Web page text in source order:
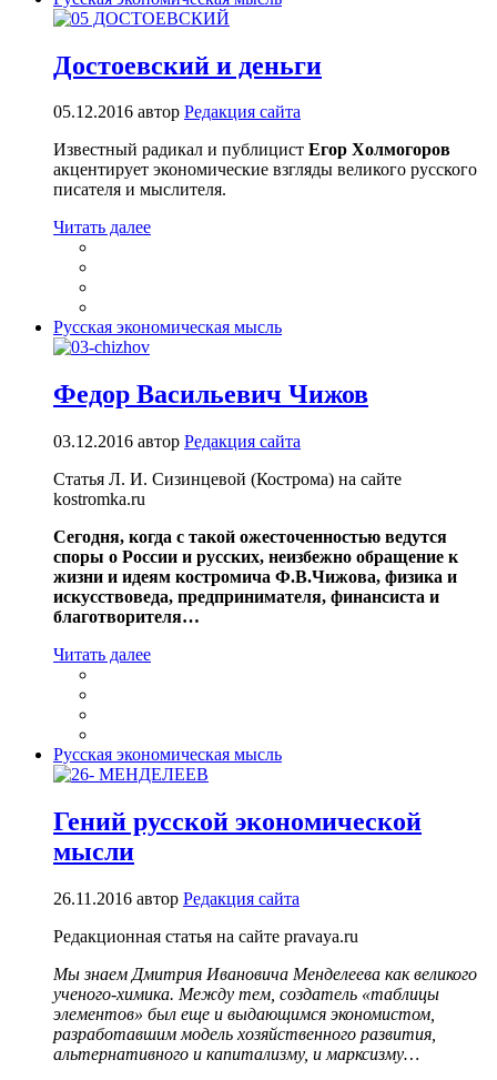
Достоевский и деньги
05.12.2016 автор Редакция сайта
Известный радикал и публицист Егор Холмогоров
акцентирует экономические взгляды великого русского
писателя и мыслителя.
Читать далее
Русская экономическая мысль
Федор Васильевич Чижов
03.12.2016 автор Редакция сайта
Статья Л. И. Сизинцевой (Кострома) на сайте
kostromka.ru
Сегодня, когда с такой ожесточенностью ведутся
споры о России и русских, неизбежно обращение к
жизни и идеям костромича Ф.В.Чижова, физика и
искусствоведа, предпринимателя, финансиста и
благотворителя…
Читать далее
Русская экономическая мысль
Гений русской экономической
мысли
26.11.2016 автор Редакция сайта
Редакционная статья на сайте pravaya.ru
Мы знаем Дмитрия Ивановича Менделеева как великого
ученого-химика. Между тем, создатель «таблицы
элементов» был еще и выдающимся экономистом,
разработавшим модель хозяйственного развития,
альтернативного и капитализму, и марксизму…